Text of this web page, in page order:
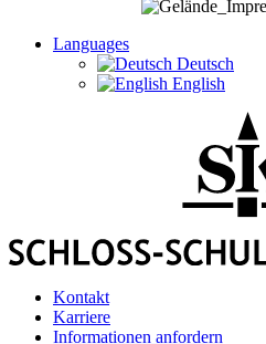
Languages
Deutsch
English
Kontakt
Karriere
Informationen anfordern